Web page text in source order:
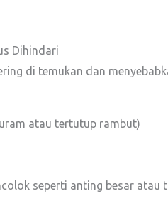
Dihindari
di temukan dan
atau tertutup rambut)
seperti anting besar atau